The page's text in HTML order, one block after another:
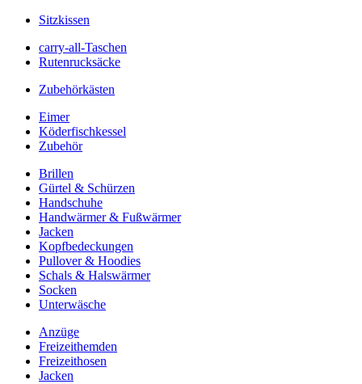
Sitzkissen
carry-all-Taschen
Rutenrucksäcke
Zubehörkästen
Eimer
Köderfischkessel
Zubehör
Brillen
Gürtel & Schürzen
Handschuhe
Handwärmer & Fußwärmer
Jacken
Kopfbedeckungen
Pullover & Hoodies
Schals & Halswärmer
Socken
Unterwäsche
Anzüge
Freizeithemden
Freizeithosen
Jacken